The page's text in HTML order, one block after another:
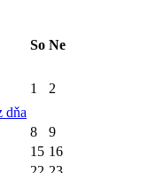
So Ne
dňa
1 2
8
9
15 16